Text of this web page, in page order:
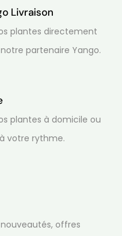
Livraison
plantes directement
partenaire Yango.
plantes à domicile ou
votre rythme.
offres